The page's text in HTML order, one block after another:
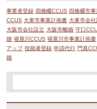
事業者登録 四條畷CCUS 四條畷市
CCUS 大東市事業計画書 大東市会社
大阪市会社設立 大阪市離婚 守口
婚 寝屋川CCUS 寝屋川市事業計画書
アップ 技能者登録 申請代行 門真
婚